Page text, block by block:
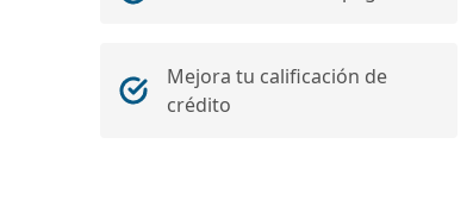
Mejora tu calificación de
crédito